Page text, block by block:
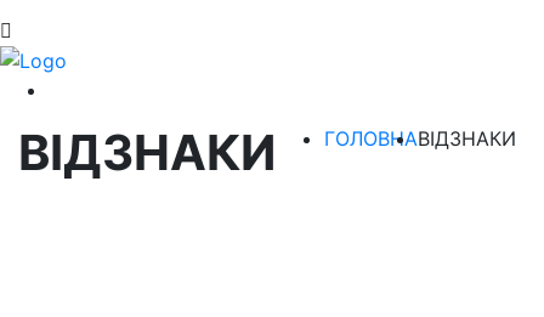
ВІДЗНАКИ ГОЛОВНАВІДЗНАКИ